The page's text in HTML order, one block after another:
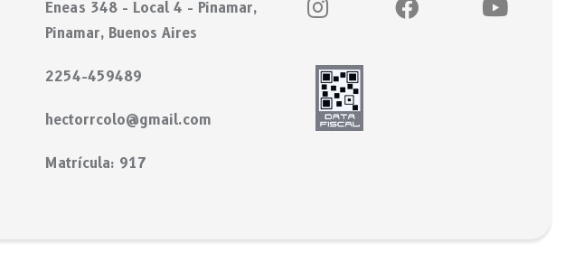
Eneas 348 - Local 4 - Pinamar,
Pinamar, Buenos Aires
2254-459489
hectorrcolo@gmail.com
Matrícula: 917